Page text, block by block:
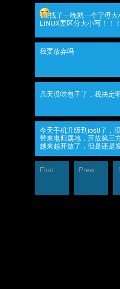
找了一晚就一个字母大
LINUX要区分大小写！！！
我要放弃吗
几天没吃包子了，我决定
今天手机升级到ios8了，
带来电归属地，开放第三
越来越开放了，但是还是
First Prew 1